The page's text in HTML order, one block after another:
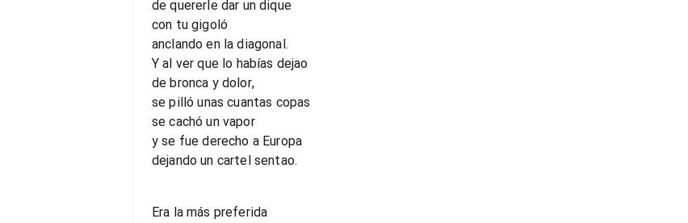
de quererle dar un dique
con tu gigoló
anclando en la diagonal.
Y al ver que lo habías dejao
de bronca y dolor,
se pilló unas cuantas copas
se cachó un vapor
y se fue derecho a Europa
dejando un cartel sentao.
Era la más preferida